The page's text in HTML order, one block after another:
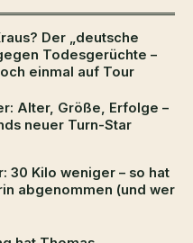
Der „deutsche
Todesgerüchte –
einmal auf Tour
Alter, Größe, Erfolge –
neuer Turn-Star
30 Kilo weniger – so hat
abgenommen (und wer